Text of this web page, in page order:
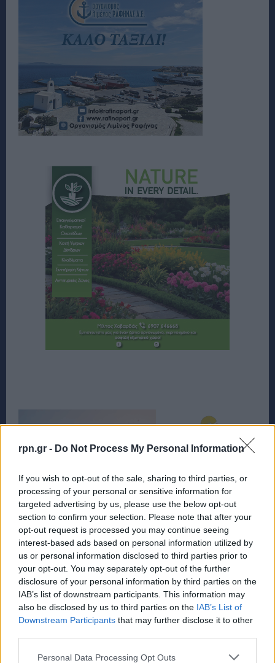
rpn.gr - Do Not Process My Personal Information
If you wish to opt-out of the sale, sharing to third parties, or
processing of your personal or sensitive information for
targeted advertising by us, please use the below opt-out
section to confirm your selection. Please note that after your
opt-out request is processed you may continue seeing
interest-based ads based on personal information utilized by
us or personal information disclosed to third parties prior to
your opt-out. You may separately opt-out of the further
disclosure of your personal information by third parties on the
IAB’s list of downstream participants. This information may
also be disclosed by us to third parties on the IAB’s List of
Downstream Participants that may further disclose it to other
Personal Data Processing Opt Outs